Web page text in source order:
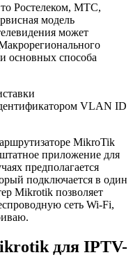
то Ростелеком, МТС,
модель
может
основных способа
VLAN ID
MikroTik
приложение для
предполагается
подключается в один
Mikrotik позволяет
сеть Wi-Fi,
для IPTV-